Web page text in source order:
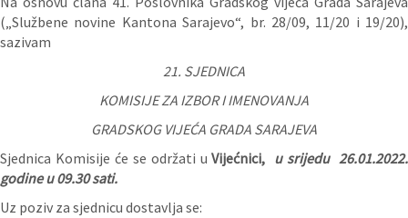
(„Službene novine Kantona Sarajevo“, br. 28/09, 11/20 i 19/20),
sazivam
21. SJEDNICA
KOMISIJE ZA IZBOR I IMENOVANJA
GRADSKOG VIJEĆA GRADA SARAJEVA
Sjednica Komisije će se održati u Vijećnici, u srijedu 26.01.2022.
godine u 09.30 sati.
Uz poziv za sjednicu dostavlja se: